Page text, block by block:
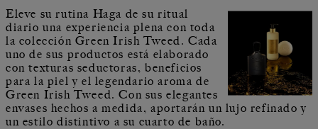
Eleve su rutina Haga de su ritual
diario una experiencia plena con toda
la colección Green Irish Tweed. Cada
uno de sus productos está elaborado
con texturas seductoras, beneficios
para la piel y el legendario aroma de
Green Irish Tweed. Con sus elegantes
envases hechos a medida, aportarán un lujo refinado y
un estilo distintivo a su cuarto de baño.